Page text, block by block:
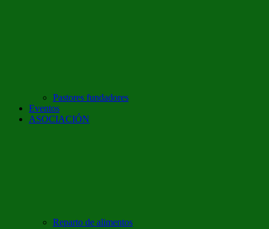
Pastores fundadores
Eventos
ASOCIACIÓN
Reparto de alimentos